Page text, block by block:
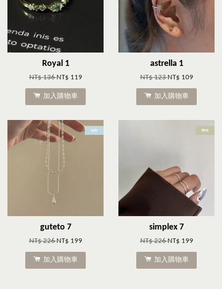
Royal 1
NT$ 136NT$ 119
加入購物車
astrella 1
NT$ 123NT$ 109
加入購物車
Sale
guteto 7
NT$ 226NT$ 199
加入購物車
Best
simplex 7
NT$ 226NT$ 199
加入購物車